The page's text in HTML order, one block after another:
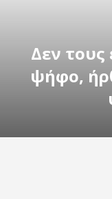
Δεν τους
ψήφο,